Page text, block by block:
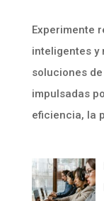
Experimente
inteligentes y
soluciones
impulsadas
eficiencia, la